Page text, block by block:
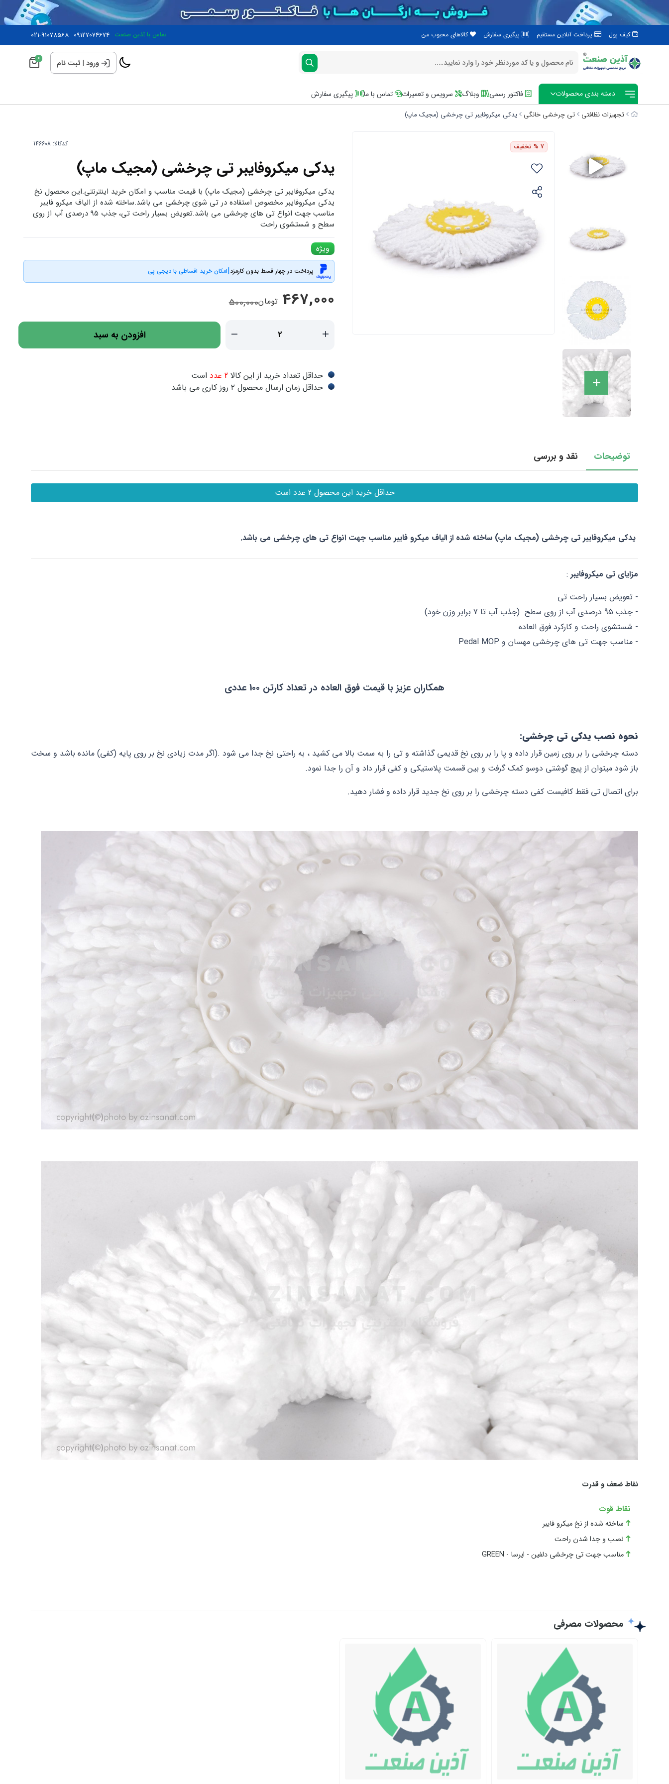
کیف پول پرداخت آنلاین مستقیم پیگیری سفارش کالاهای محبوب من تماس با آذین صنعت 09127074674
021-91078568
ورود | ثبت نام 0
دسته بندی محصولات فاکتور رسمی وبلاگ سرویس و تعمیرات تماس با ما پیگیری سفارش
تجهیزات نظافتی تی چرخشی خانگی یدکی میکروفایبر تی چرخشی (مجیک ماپ)
7 % تخفیف کدکالا:
یدکی میکروفایبر تی چرخشی (مجیک ماپ)
یدکی میکروفایبر تی چرخشی (مجیک ماپ) با قیمت مناسب و امکان خرید اینترنتی.این محصول نخ
یدکی میکروفایبر مخصوص استفاده در تی شوی چرخشی می باشد.ساخته شده از الیاف میکرو فایبر
مناسب جهت انواع تی های چرخشی می باشد.تعویض بسیار راحت تی، جذب 95 درصدی آب از روی
سطح و شستشوی راحت
ویژه
پرداخت در چهار قسط بدون کارمزد|امکان خرید اقساطی با دیجی پی
467,000 تومان500,000
افزودن به سبد
حداقل تعداد خرید از این کالا 2 عدد
است
حداقل زمان ارسال محصول ۲ روز کاری می باشد
توضیحات نقد و بررسی
حداقل خرید این محصول 2 عدد است
یدکی میکروفایبر تی چرخشی (مجیک ماپ) ساخته شده از الیاف میکرو فایبر مناسب جهت انواع تی های چرخشی می باشد.
مزایای تی میکروفایبر :
- تعویض بسیار راحت تی
- جذب 95 درصدی آب از روی سطح (جذب آب تا 7 برابر وزن خود)
- شستشوی راحت و کارکرد فوق العاده
- مناسب جهت تی های چرخشی مهسان و Pedal MOP
همکاران عزیز با قیمت فوق العاده در تعداد کارتن 100 عددی
نحوه نصب یدکی تی چرخشی:
دسته چرخشی را بر روی زمین قرار داده و پا را بر روی نخ قدیمی گذاشته و تی را به سمت بالا می کشید ، به راحتی نخ جدا می شود .(اگر مدت زیادی نخ بر روی پایه (کفی) مانده باشد و سخت
باز شود میتوان از پیچ گوشتی دوسو کمک گرفت و بین قسمت پلاستیکی و کفی قرار داد و آن را جدا نمود.
برای اتصال تی فقط کافیست کفی دسته چرخشی را بر روی نخ جدید قرار داده و فشار دهید.
نقاط ضعف و قدرت
نقاط قوت
ساخته شده از نخ میکرو فایبر
نصب و جدا شدن راحت
مناسب جهت تی چرخشی دلفین - ایرسا - GREEN
محصولات مصرفی